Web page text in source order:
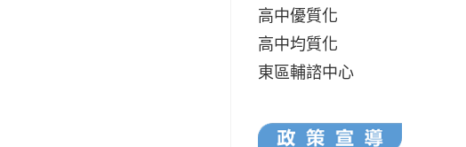
高中優質化
高中均質化
東區輔諮中心